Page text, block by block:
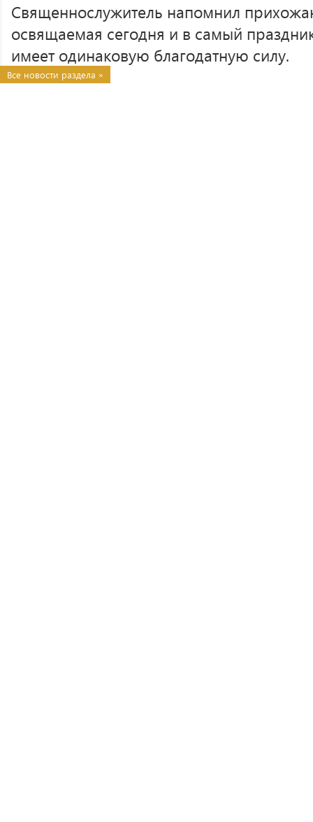
Священнослужитель напомнил
освящаемая сегодня и в самый
имеет одинаковую благодатную силу.
Все новости раздела »